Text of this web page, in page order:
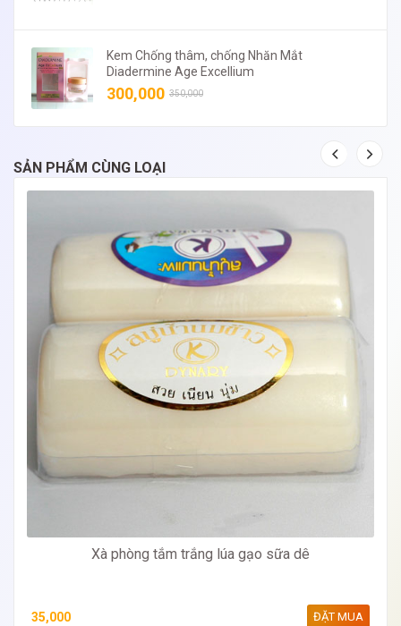
Kem Chống thâm, chống Nhăn Mắt
Diadermine Age Excellium
300,000 350,000
SẢN PHẨM CÙNG LOẠI
Xà phòng tắm trắng lúa gạo sữa dê
35,000 ĐẶT MUA